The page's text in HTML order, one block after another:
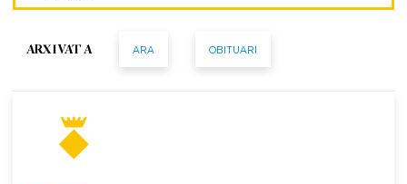
ARXIVAT A ARA OBITUARI